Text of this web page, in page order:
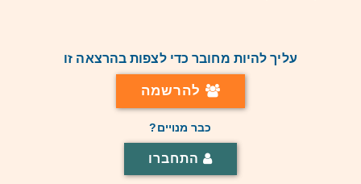
עליך להיות מחובר כדי לצפות בהרצאה זו
להרשמה
כבר מנויים?
התחברו